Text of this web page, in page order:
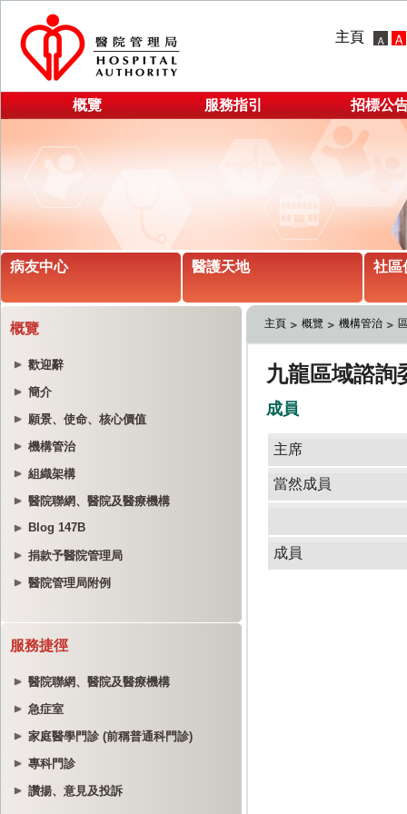
主頁
概覽 服務指引 招標公
病友中心 醫護天地 社區
概覽
歡迎辭
簡介
願景、使命、核心價值
機構管治
組織架構
醫院聯網、醫院及醫療機構
Blog 147B
捐款予醫院管理局
醫院管理局附例
服務捷徑
醫院聯網、醫院及醫療機構
急症室
家庭醫學門診 (前稱普通科門診)
專科門診
讚揚、意見及投訴
主頁 概覽 機構管治